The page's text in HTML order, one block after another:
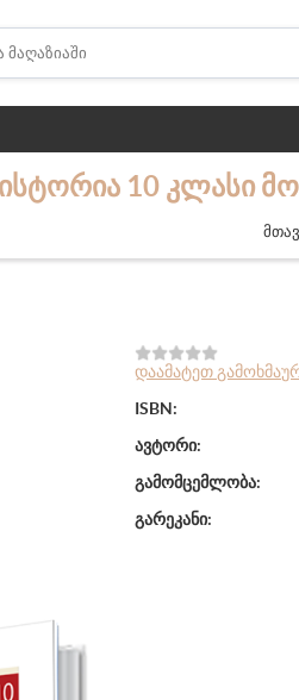
10 ᲙᲚᲐᲡᲘ
დაამატეთ
ISBN:
ავტორი:
გამომცემლობა:
გარეკანი: